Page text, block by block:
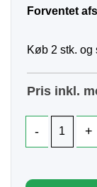
Forventet
Køb 2 stk.
Pris inkl.